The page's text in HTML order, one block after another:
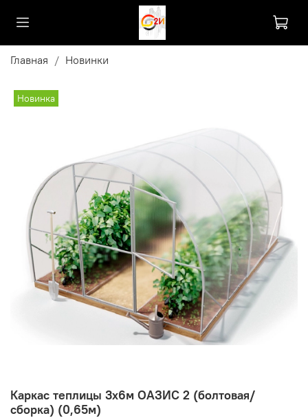
Главная Новинки
Новинка
Каркас теплицы 3х6м ОАЗИС 2 (болтовая/
сборка) (0,65м)